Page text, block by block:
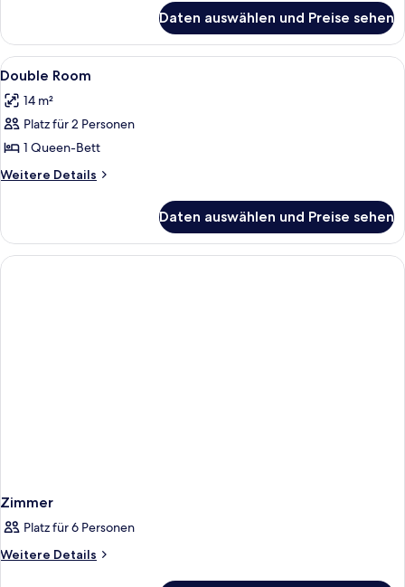
Doppel-
oder
-
2 Einzelbetten,
Poolblick
Daten auswählen und Preise sehen
Alle
Fotos
für
Double
Room
anzeigen
4
Double Room
14 m²
Platz für 2 Personen
1 Queen-Bett
Weitere Details
Weitere
Room
Daten auswählen und Preise sehen
Zimmer
Platz für 6 Personen
Weitere Details
Weitere